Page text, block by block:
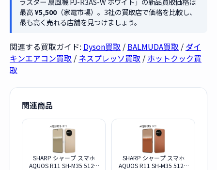
最高¥5,500（家電市場）。3社の買取店で価格を比較し、
最も高く売れる店舗を見つけましょう。
関連する買取ガイド: Dyson買取 / BALMUDA買取 / ダイ
キンエアコン買取 / ネスプレッソ買取 / ホットクック買
取
関連商品
SHARP シャープ スマホ
AQUOS R11 SH-M35 512G
SHARP シャープ スマホ
AQUOS R11 SH-M35 512G